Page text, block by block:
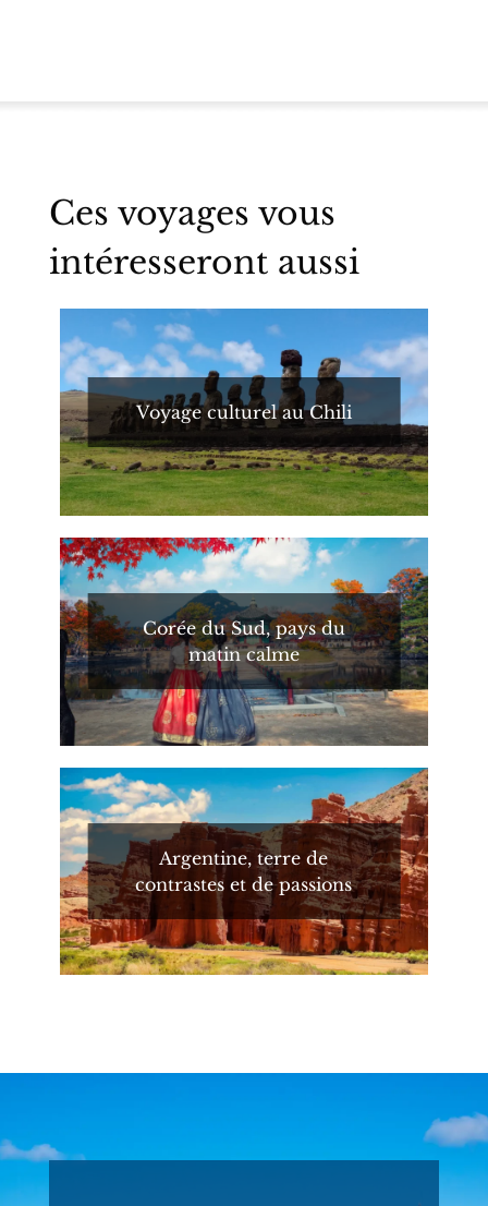
Ces voyages vous
intéresseront aussi
Voyage culturel au Chili
Corée du Sud, pays du
matin calme
Argentine, terre de
contrastes et de passions